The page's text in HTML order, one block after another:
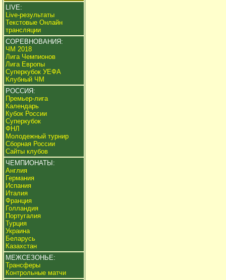
LIVE:
Live-результаты
Текстовые Онлайн
трансляции
СОРЕВНОВАНИЯ:
ЧМ 2018
Лига Чемпионов
Лига Европы
Суперкубок УЕФА
Клубный ЧМ
РОССИЯ:
Премьер-лига
Календарь
Кубок России
Суперкубок
ФНЛ
Молодежный турнир
Сборная России
Сайты клубов
ЧЕМПИОНАТЫ:
Англия
Германия
Испания
Италия
Франция
Голландия
Португалия
Турция
Украина
Беларусь
Казахстан
МЕЖСЕЗОНЬЕ:
Трансферы
Контрольные матчи